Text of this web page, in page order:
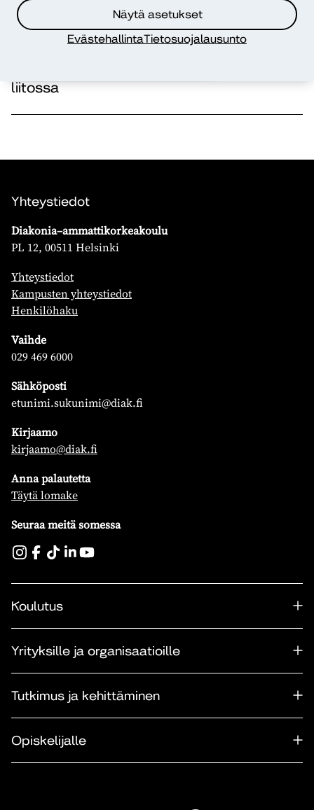
Näytä asetukset
EvästehallintaTietosuojalausunto
Avoimet työ- ja harjoittelupaikat29.7.2026
liitossa
Yhteystiedot
Diakonia–ammattikorkeakoulu
PL 12, 00511 Helsinki
Yhteystiedot
Kampusten yhteystiedot
Henkilöhaku
Vaihde
029 469 6000
Sähköposti
etunimi.sukunimi@diak.fi
Kirjaamo
kirjaamo@diak.fi
Anna palautetta
Täytä lomake
Seuraa meitä somessa
Koulutus
Yrityksille ja organisaatioille
Tutkimus ja kehittäminen
Opiskelijalle